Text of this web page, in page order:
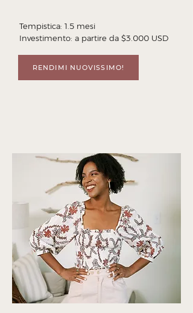
Tempistica: 1.5 mesi
Investimento: a partire da $3.000 USD
RENDIMI NUOVISSIMO!